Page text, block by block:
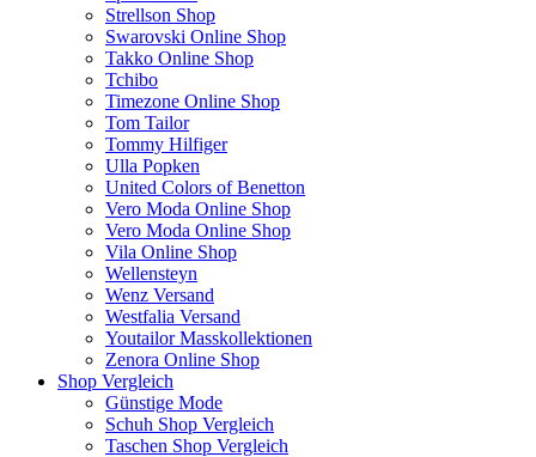
Strellson Shop
Swarovski Online Shop
Takko Online Shop
Tchibo
Timezone Online Shop
Tom Tailor
Tommy Hilfiger
Ulla Popken
United Colors of Benetton
Vero Moda Online Shop
Vero Moda Online Shop
Vila Online Shop
Wellensteyn
Wenz Versand
Westfalia Versand
Youtailor Masskollektionen
Zenora Online Shop
Shop Vergleich
Günstige Mode
Schuh Shop Vergleich
Taschen Shop Vergleich